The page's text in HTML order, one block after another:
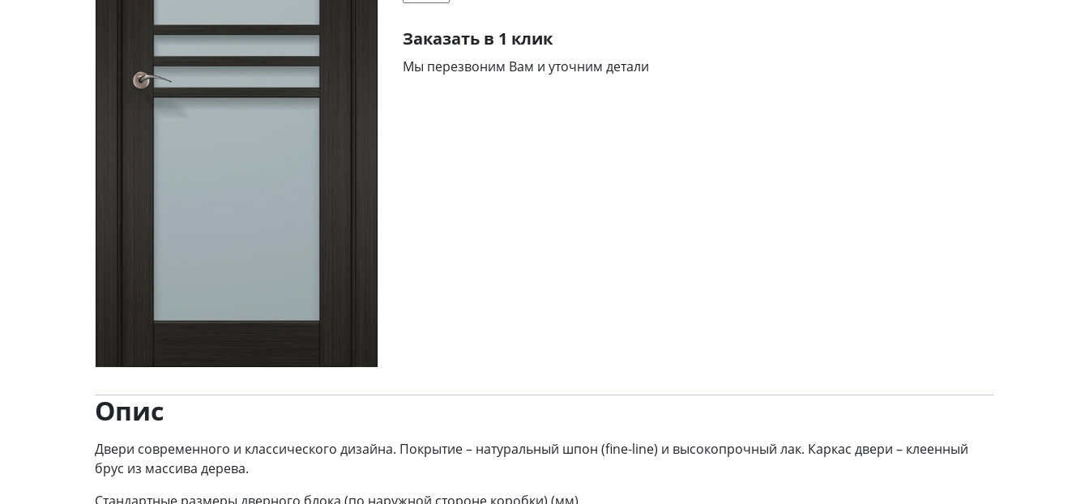
34
кількість
Заказать в 1 клик
Мы перезвоним Вам и уточним детали
Опис
Двери современного и классического дизайна. Покрытие – натуральный шпон (fine-line) и высокопрочный лак. Каркас двери – клеенный
брус из массива дерева.